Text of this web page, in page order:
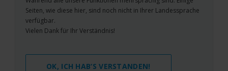
Seiten, wie diese hier, sind noch nicht in Ihrer Landessprache
verfügbar.
Vielen Dank für Ihr Verständnis!
OK, ICH HAB‘S VERSTANDEN!